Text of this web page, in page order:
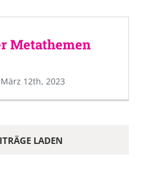
Metathemen
März 12th, 2023
LADEN